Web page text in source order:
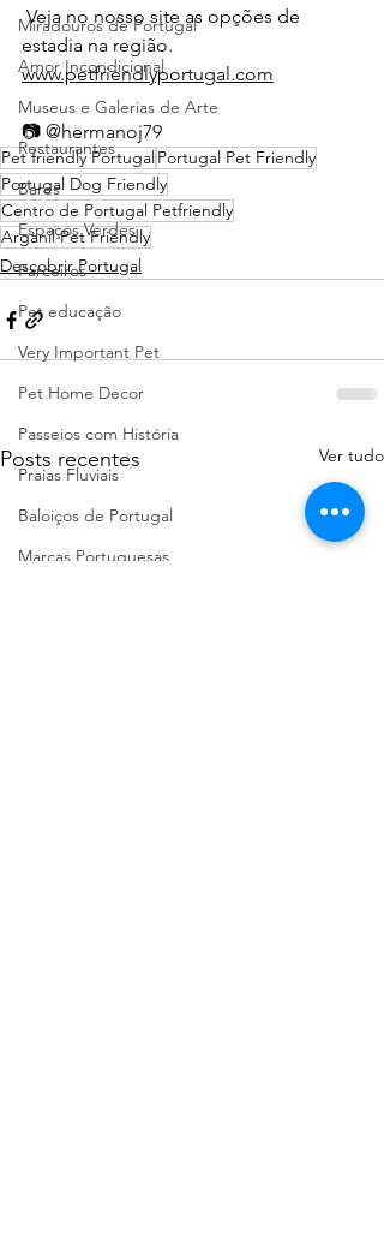
Miradouros de Portugal
Amor Incondicional
Museus e Galerias de Arte
Restaurantes
Bares
Espaços Verdes
Parceiros
Pet educação
Very Important Pet
Pet Home Decor
Passeios com História
Praias Fluviais
Baloiços de Portugal
Marcas Portuguesas
Veja no nosso site as opções de
estadia na região.
www.petfriendlyportugal.com
📷 @hermanoj79
Pet friendly PortugalPortugal Pet Friendly
Portugal Dog Friendly
Centro de Portugal Petfriendly
Arganil Pet Friendly
Descobrir Portugal
Posts recentes Ver tudo